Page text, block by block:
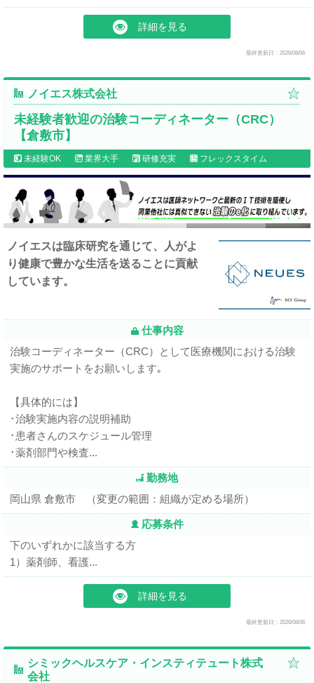
詳細を見る
最終更新日：2026/08/06
ノイエス株式会社
未経験者歓迎の治験コーディネーター（CRC）
【倉敷市】
未経験OK 業界大手 研修充実 フレックスタイム
ノイエスは臨床研究を通じて、人がよ
り健康で豊かな生活を送ることに貢献
しています。
仕事内容
治験コーディネーター（CRC）として医療機関における治験
実施のサポートをお願いします｡
【具体的には】
･治験実施内容の説明補助
･患者さんのスケジュール管理
･薬剤部門や検査...
勤務地
岡山県 倉敷市 （変更の範囲：組織が定める場所）
応募条件
下のいずれかに該当する方
1）薬剤師、看護...
詳細を見る
最終更新日：2026/08/06
シミックヘルスケア・インスティテュート株式
会社